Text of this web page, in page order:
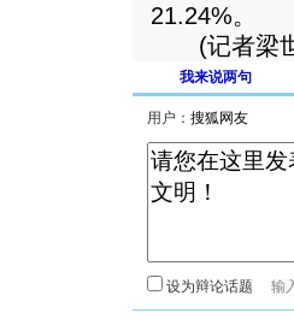
21.24%。
(记者梁世
我来说两句
用户：
设为辩论话题